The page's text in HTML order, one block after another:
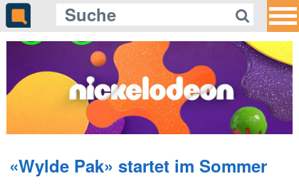
«Wylde Pak» startet im Sommer